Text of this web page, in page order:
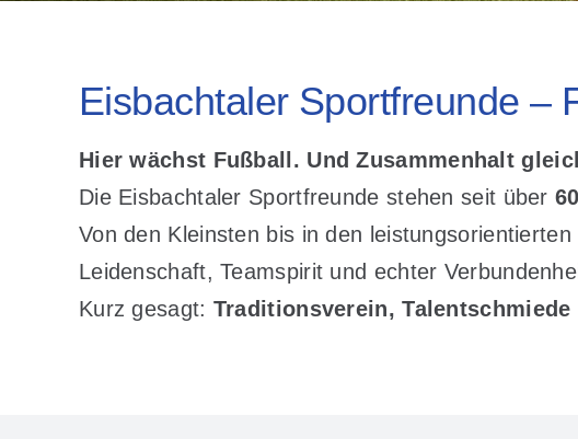
Eisbachtaler Sportfreunde –
Hier wächst Fußball. Und Zusammenhalt
Die Eisbachtaler Sportfreunde stehen seit über
Von den Kleinsten bis in den
Leidenschaft, Teamspirit und echter
Kurz gesagt: Traditionsverein,